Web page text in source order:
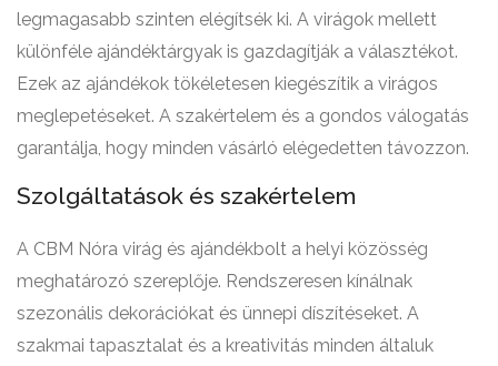
legmagasabb szinten elégítsék ki. A virágok mellett
különféle ajándéktárgyak is gazdagítják a választékot.
Ezek az ajándékok tökéletesen kiegészítik a virágos
meglepetéseket. A szakértelem és a gondos válogatás
garantálja, hogy minden vásárló elégedetten távozzon.
Szolgáltatások és szakértelem
A CBM Nóra virág és ajándékbolt a helyi közösség
meghatározó szereplője. Rendszeresen kínálnak
szezonális dekorációkat és ünnepi díszítéseket. A
szakmai tapasztalat és a kreativitás minden általuk